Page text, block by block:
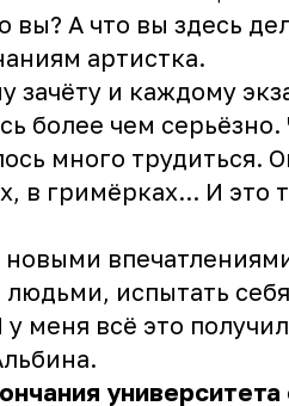
вы? А что вы здесь
артистка.
зачёту и каждому
более чем
много трудиться.
в гримёрках... И это
новыми
испытать
меня всё это